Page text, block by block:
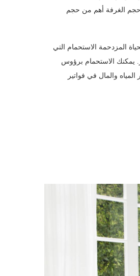
حجم الغرفة أهم من حجم
المزدحمة الاستحمام التي
يمكنك الاستحمام برؤوس
والمال في فواتير